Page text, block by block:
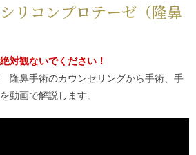
リコンプロテーゼ（隆鼻
対観ないでください！
隆鼻手術のカウンセリングから手術、手
動画で解説します。